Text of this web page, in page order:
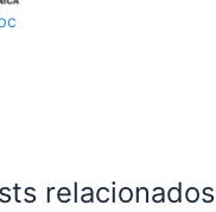
relacionados